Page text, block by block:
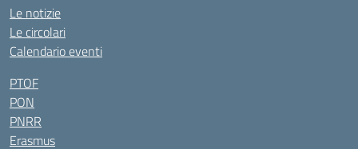
Le notizie
Le circolari
Calendario eventi
PTOF
PON
PNRR
Erasmus